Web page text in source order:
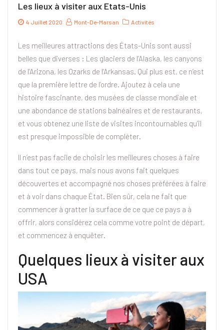
Les lieux à visiter aux Etats-Unis
4 Juillet 2020 Mont-De-Marsan Activités
Les meilleures attractions des États-Unis sont aussi
belles que diverses : Les glaciers de l’Alaska, les canyons
de l’Arizona, les Ozarks de l’Arkansas. Qui plus est, ce n’est
que la première lettre de l’ordre. Ajoutez à cela une
histoire fascinante, des musées de classe mondiale et
une abondance de stations balnéaires et de restaurants,
et vous obtenez une liste de visites incontournables qu’il
est presque impossible de compléter.
Il n’est pas facile de choisir les meilleures choses à faire
dans tout ce pays, mais nous avons fait quelques
découvertes et accompagné nos choses préférées à faire
et à voir dans chaque État. Bien sûr, cela ne fait que
commencer à gratter la surface de ce que ce pays a à
offrir, alors considérez cela comme votre point de départ,
et commencez à enquêter.
Quelques lieux à visiter aux
USA